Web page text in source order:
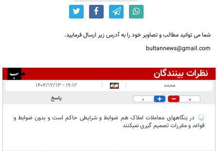
شما می توانید مطالب و تصاویر خود را به آدرس زیر ارسال فرمایید.
bultannews@gmail.com
نظرات بینندگان
در انتظار بررسی:
محمد |
|
۱۹:۱۲ - ۱۴۰۴/۱۲/۱۳
0
0 پاسخ
در بنگاههای معاملات املاک هم ضوابط و شرایطی حاکم است و بدون ضوابط و
قواعد و مقررات تصمیم گیری نمیکنند